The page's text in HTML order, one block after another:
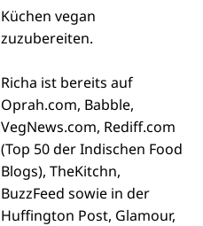
Küchen vegan
zuzubereiten.
Richa ist bereits auf
Oprah.com, Babble,
VegNews.com, Rediff.com
(Top 50 der Indischen Food
Blogs), TheKitchn,
BuzzFeed sowie in der
Huffington Post, Glamour,